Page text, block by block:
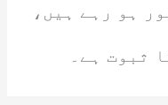
ہو رہے ہیں،
ثبوت ہے۔